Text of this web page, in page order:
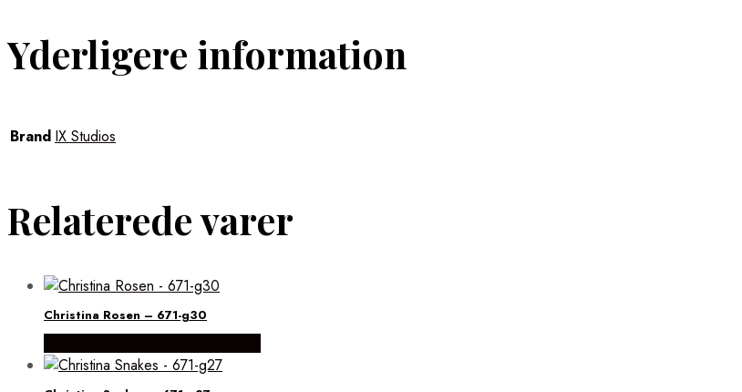
Yderligere information
Brand IX Studios
Relaterede varer
Christina Rosen – 671-g30